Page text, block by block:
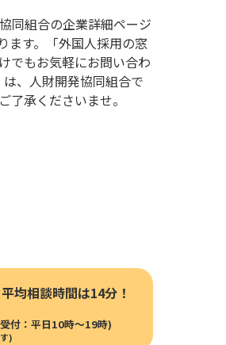
同組合の企業詳細ページ
ます。「外国人採用の窓
でもお気軽にお問い合わ
、人財開発協同組合で
承くださいませ。
平均相談時間は14分！
付：平日10時〜19時)